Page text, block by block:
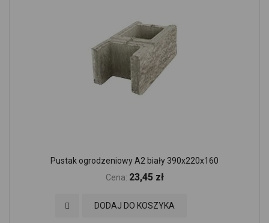
Pustak ogrodzeniowy A2 biały 390x220x160
Cena: 23,45 zł
DODAJ DO KOSZYKA
Dodaj do Ulubionych